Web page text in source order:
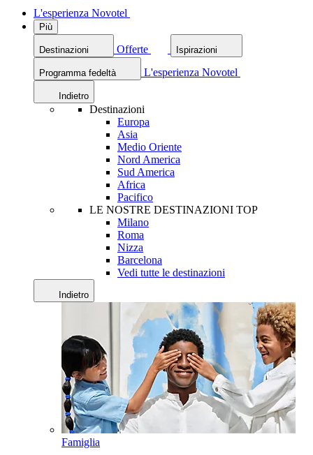
L'esperienza Novotel
Più
Destinazioni Offerte Ispirazioni
Programma fedeltà L'esperienza Novotel
Indietro
Destinazioni
Europa
Asia
Medio Oriente
Nord America
Sud America
Africa
Pacifico
LE NOSTRE DESTINAZIONI TOP
Milano
Roma
Nizza
Barcelona
Vedi tutte le destinazioni
Indietro
Famiglia